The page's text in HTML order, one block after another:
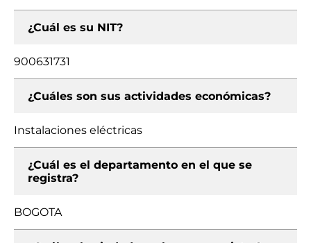
¿Cuál es su NIT?
900631731
¿Cuáles son sus actividades económicas?
Instalaciones eléctricas
¿Cuál es el departamento en el que se
registra?
BOGOTA